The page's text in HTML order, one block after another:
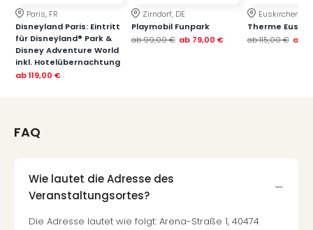
Paris, FR
Disneyland Paris: Eintritt
für Disneyland® Park &
Disney Adventure World
inkl. Hotelübernachtung
ab119,00 €
Zirndorf, DE
Playmobil Funpark
ab99,00 € ab 79,00 €
Euskirchen, DE
Therme
ab115,00 € ab
FAQ
Wie lautet die Adresse des
Veranstaltungsortes?
Die Adresse lautet wie folgt: Arena-Straße 1, 40474